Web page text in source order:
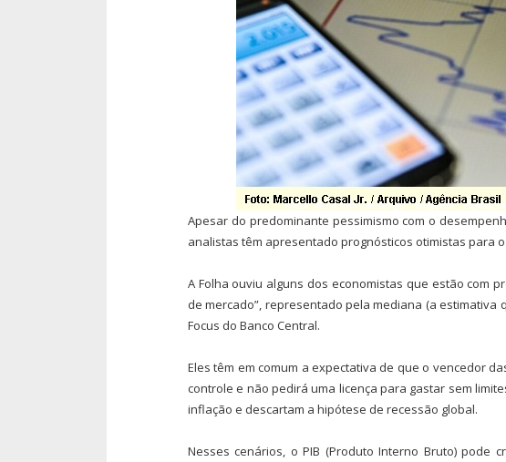
Apesar do predominante pessimismo com o
analistas têm apresentado prognósticos otimistas para
A Folha ouviu alguns dos economistas que estão com
de mercado”, representado pela mediana (a
Focus do Banco Central.
Eles têm em comum a expectativa de que o vencedor
controle e não pedirá uma licença para gastar sem
inflação e descartam a hipótese de recessão global.
Nesses cenários, o PIB (Produto Interno Bruto) pode